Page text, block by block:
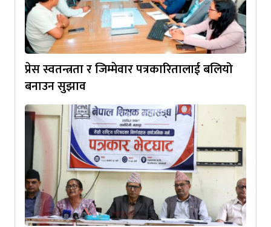
प्रेस स्वतन्त्रता र जिम्मेवार पत्रकारितालाई बलियो
बनाउन सुझाव